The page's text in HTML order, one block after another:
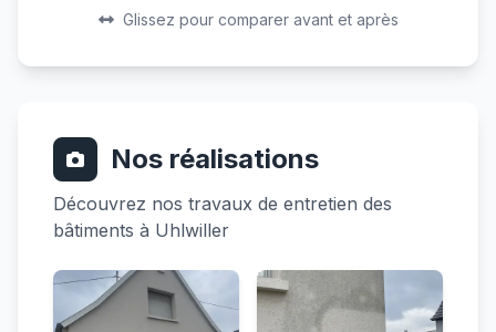
Avant
Après
Glissez pour comparer avant et après
Nos réalisations
Découvrez nos travaux de entretien des
bâtiments à Uhlwiller